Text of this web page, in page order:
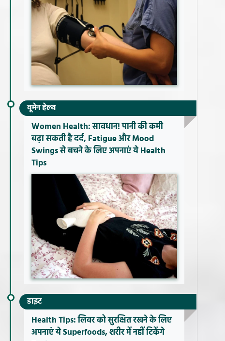
वूमेन हेल्थ
Women Health: सावधान! पानी की कमी
बढ़ा सकती है दर्द, Fatigue और Mood
Swings से बचने के लिए अपनाएं ये Health
Tips
डाइट
Health Tips: लिवर को सुरक्षित रखने के लिए
अपनाएं ये Superfoods, शरीर में नहीं टिकेंगे